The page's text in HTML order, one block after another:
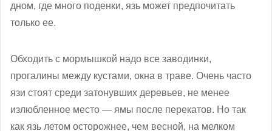
дном, где много поденки, язь может предпочитать
только ее.
Обходить с мормышкой надо все заводинки,
прогалины между кустами, окна в траве. Очень часто
язи стоят среди затонувших деревьев, не менее
излюбленное место — ямы после перекатов. Но так
как язь летом осторожнее, чем весной, на мелком